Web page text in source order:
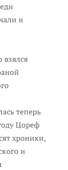
и
теперь
Цореф
хроники,
и